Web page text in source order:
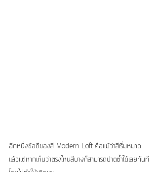
อีกหนึ่งข้อดีของสี Modern Loft คือแม้ว่าสีเริ่มหมาด
แล้วแต่หากเห็นว่าตรงไหนสีบางก็สามารถปาดซ้ำได้เลยทันที